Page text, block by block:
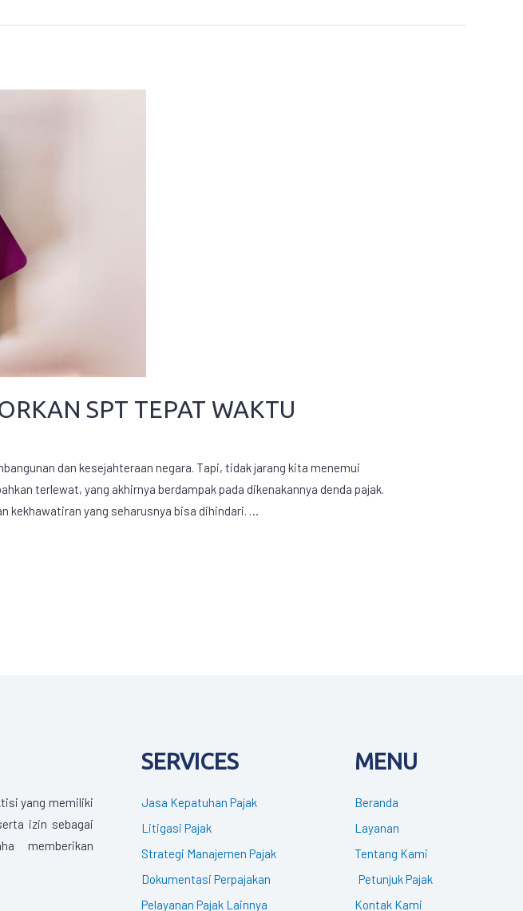
SPT TEPAT WAKTU
dan kesejahteraan negara. Tapi, tidak jarang kita menemui
terlewat, yang akhirnya berdampak pada dikenakannya denda pajak.
kekhawatiran yang seharusnya bisa dihindari. …
yang memiliki
izin sebagai
memberikan
SERVICES
Jasa Kepatuhan Pajak
Litigasi Pajak
Strategi Manajemen Pajak
Dokumentasi Perpajakan
Pelayanan Pajak Lainnya
MENU
Beranda
Layanan
Tentang Kami
Petunjuk Pajak
Kontak Kami